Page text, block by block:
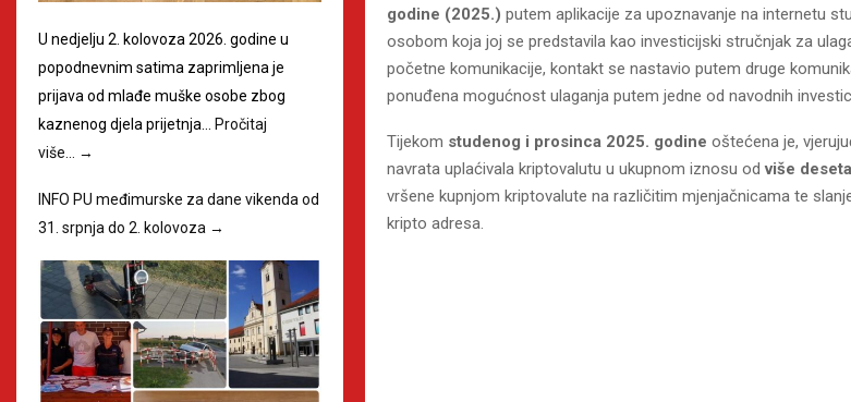
godine (2025.) putem aplikacije za upoznavanje na internetu
osobom koja joj se predstavila kao investicijski stručnjak za
početne komunikacije, kontakt se nastavio putem druge
ponuđena mogućnost ulaganja putem jedne od navodnih
Tijekom studenog i prosinca 2025. godine oštećena je,
navrata uplaćivala kriptovalutu u ukupnom iznosu odviše
vršene kupnjom kriptovalute na različitim mjenjačnicama te
kripto adresa.
U nedjelju 2. kolovoza 2026. godine u
popodnevnim satima zaprimljena je
prijava od mlađe muške osobe zbog
kaznenog djela prijetnja…
Pročitaj
više…
→
INFO PU međimurske za dane vikenda od
31. srpnja do 2. kolovoza →